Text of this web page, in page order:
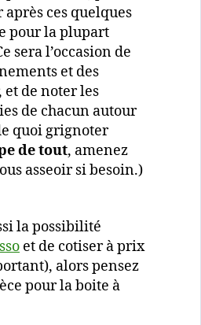
ces quelques
pour la plupart
sera l’occasion de
et des
et de noter les
de chacun autour
quoi grignoter
de tout, amenez
asseoir si besoin.)
la possibilité
et de cotiser à prix
alors pensez
pour la boite à